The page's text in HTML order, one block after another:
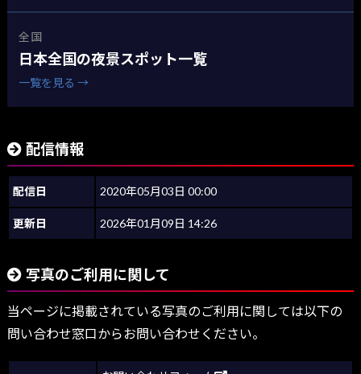
全国
日本全国の夜景スポット一覧
一覧を見る →
配信情報
配信日 2020年05月03日 00:00
更新日 2026年01月09日 14:26
写真のご利用に関して
当ページに掲載されている写真のご利用に関しては以下の
問い合わせ窓口からお問い合わせください。